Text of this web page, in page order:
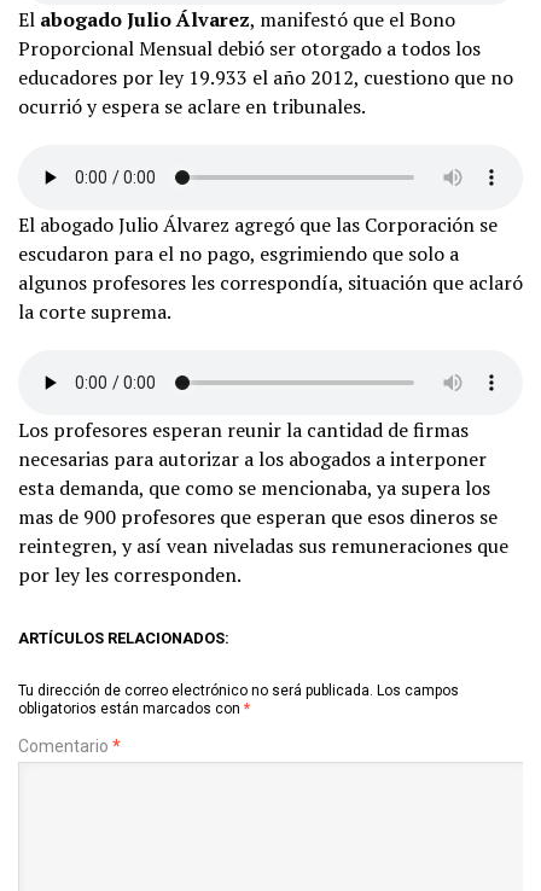
El abogado Julio Álvarez, manifestó que el Bono
Proporcional Mensual debió ser otorgado a todos los
educadores por ley 19.933 el año 2012, cuestiono que no
ocurrió y espera se aclare en tribunales.
El abogado Julio Álvarez agregó que las Corporación se
escudaron para el no pago, esgrimiendo que solo a
algunos profesores les correspondía, situación que aclaró
la corte suprema.
Los profesores esperan reunir la cantidad de firmas
necesarias para autorizar a los abogados a interponer
esta demanda, que como se mencionaba, ya supera los
mas de 900 profesores que esperan que esos dineros se
reintegren, y así vean niveladas sus remuneraciones que
por ley les corresponden.
ARTÍCULOS RELACIONADOS:
Tu dirección de correo electrónico no será publicada. Los campos
obligatorios están marcados con *
Comentario *